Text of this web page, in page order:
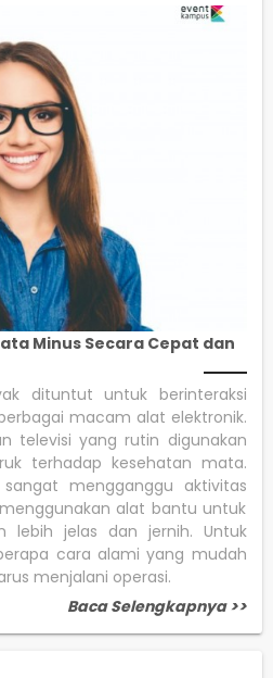
Minus Secara Cepat dan
dituntut untuk berinteraksi
macam alat elektronik.
televisi yang rutin digunakan
terhadap kesehatan mata.
mengganggu aktivitas
alat bantu untuk
lebih jelas dan jernih. Untuk
cara alami yang mudah
menjalani operasi.
Baca Selengkapnya >>